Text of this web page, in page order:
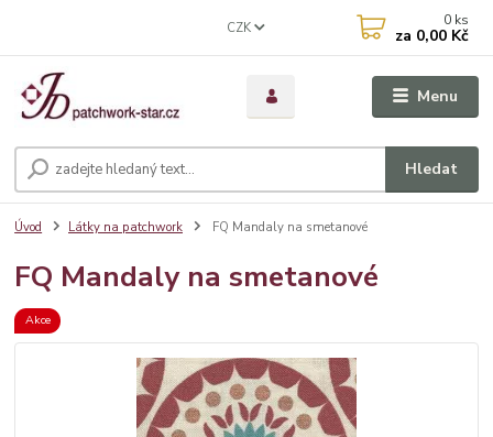
Menu
CZK
Hledat
0 ks
za 0,00 Kč
Úvod Látky na patchwork FQ Mandaly na smetanové
FQ Mandaly na smetanové
Akce